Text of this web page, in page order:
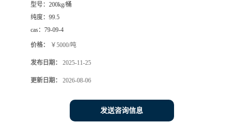
型号： 200kg/桶
纯度： 99.5
cas： 79-09-4
价格： ￥5000/吨
发布日期： 2025-11-25
更新日期： 2026-08-06
发送咨询信息